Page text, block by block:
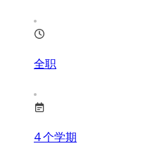
全职
4个学期